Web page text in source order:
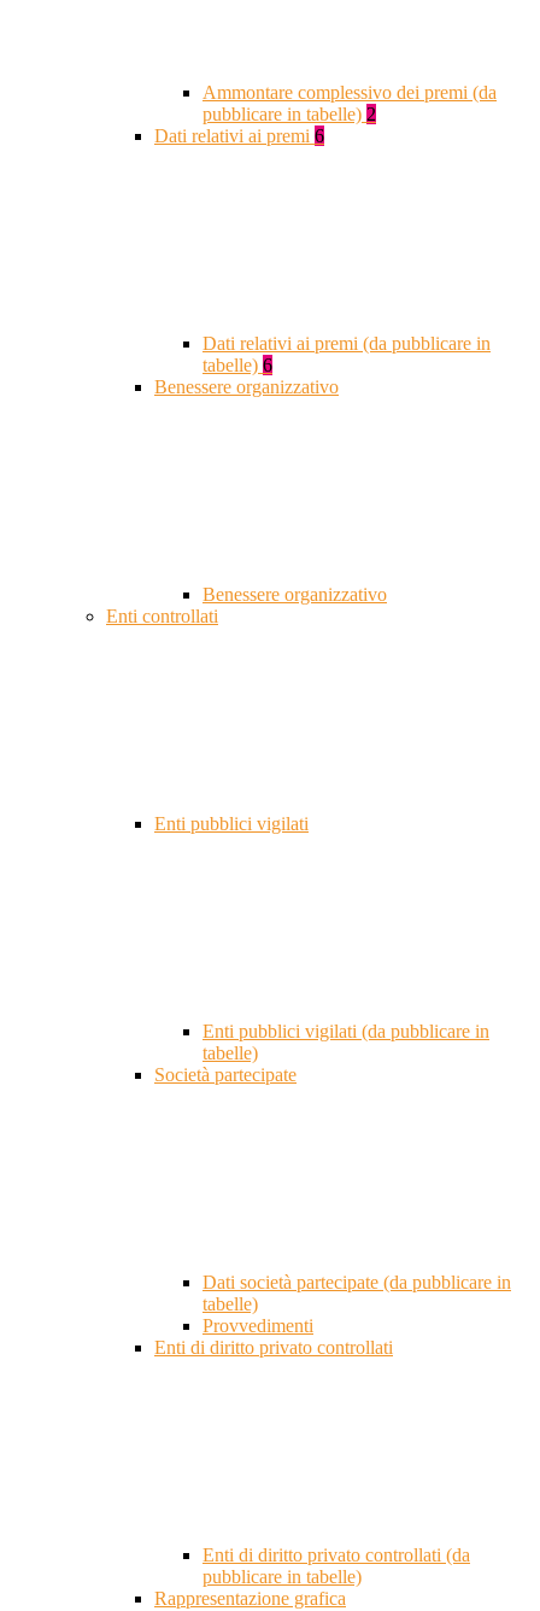
Ammontare complessivo dei premi (da
pubblicare in tabelle) 2
Dati relativi ai premi 6
Dati relativi ai premi (da pubblicare in
tabelle) 6
Benessere organizzativo
Benessere organizzativo
Enti controllati
Enti pubblici vigilati
Enti pubblici vigilati (da pubblicare in
tabelle)
Società partecipate
Dati società partecipate (da pubblicare in
tabelle)
Provvedimenti
Enti di diritto privato controllati
Enti di diritto privato controllati (da
pubblicare in tabelle)
Rappresentazione grafica